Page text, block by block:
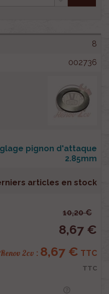
8
002736
pignon d'attaque
2.85mm
articles en stock
10,20 €
8,67 €
Renov 2cv : 8,67 € TTC
TTC